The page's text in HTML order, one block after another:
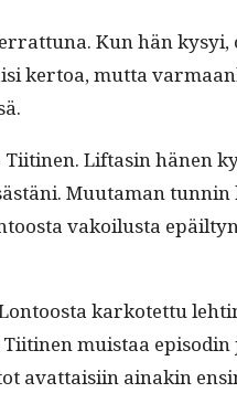
Kun hän
ker­toa, mut­ta
Lif­tasin hänen
Muu­ta­man
vakoilus­ta
karkotet­tu
muis­taa
avat­taisi­in ainakin